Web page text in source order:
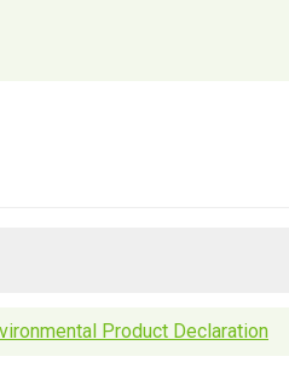
Product Declaration